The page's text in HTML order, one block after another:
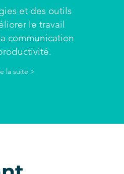
et des outils
le travail
communication
la suite >